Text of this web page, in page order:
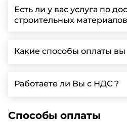
запрос через нашу
заполнить форму на нашем
детальной информации и
Есть ли у вас услуга по
строительных
Ленинградской области, у
автопарк, для обеспечения
Какие способы оплаты
включая наличные,
кредитные карты.
Работаете ли Вы с НДС ?
налогообложения, т.е с НДС
Способы оплаты